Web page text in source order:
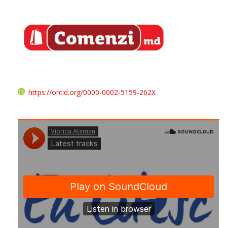
https://orcid.org/0000-0002-5159-262X